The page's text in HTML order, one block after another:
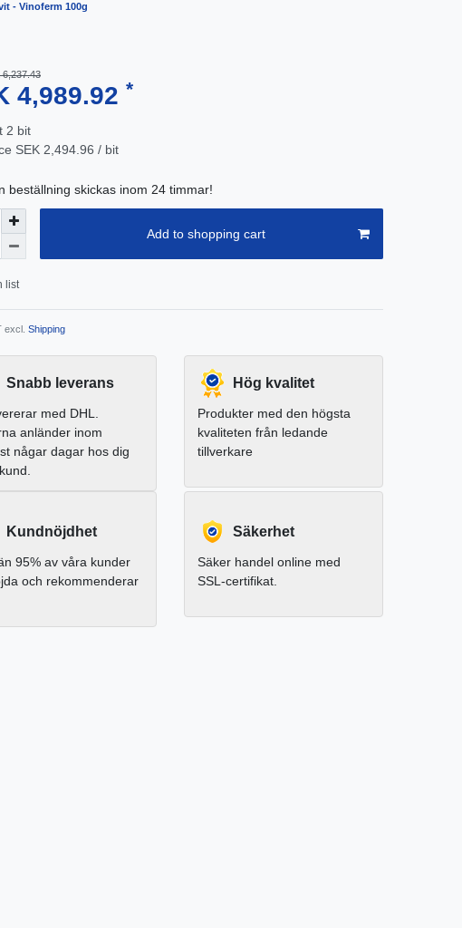
- Vinoferm 100g
6,237.43
4,989.92 *
2 bit
SEK 2,494.96 / bit
beställning skickas inom 24 timmar!
Add to shopping cart
list
excl. Shipping
Snabb leverans
med DHL.
anländer inom
någar dagar hos dig
Hög kvalitet
Produkter med den högsta
kvaliteten från ledande
tillverkare
Kundnöjdhet
95% av våra kunder
och rekommenderar
Säkerhet
Säker handel online med
SSL-certifikat.